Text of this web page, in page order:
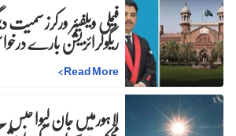
فیملی ویلفیئر ورکرز
ریگولرائزیشن بارے
Read More
>
لاہورمیں جان لیوا